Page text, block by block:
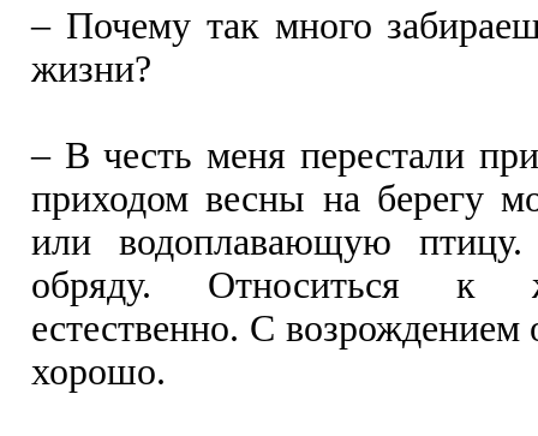
– Почему так много
жизни?
– В честь меня перестали
приходом весны на берегу
или водоплавающую
обряду. Относиться к
естественно. С возрождением
хорошо.